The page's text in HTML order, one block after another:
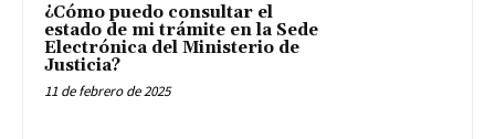
¿Cómo puedo consultar el
estado de mi trámite en la Sede
Electrónica del Ministerio de
Justicia?
11 de febrero de 2025